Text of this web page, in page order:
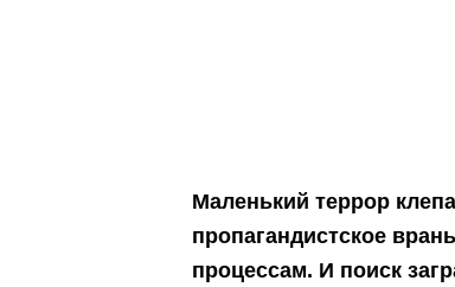
Маленький террор
пропагандистское
процессам. И поиск